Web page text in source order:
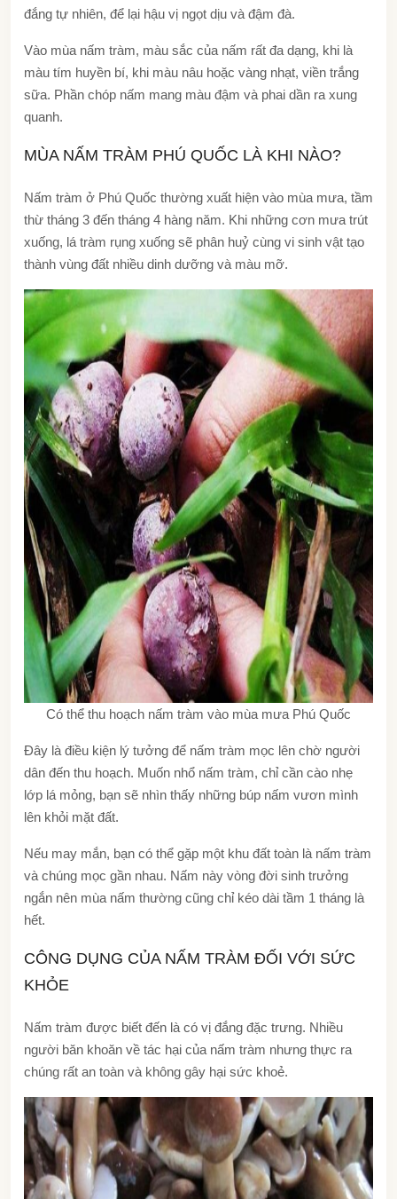
đắng tự nhiên, để lại hậu vị ngọt dịu và đậm đà.
Vào mùa nấm tràm, màu sắc của nấm rất đa dạng, khi là
màu tím huyền bí, khi màu nâu hoặc vàng nhạt, viền trắng
sữa. Phần chóp nấm mang màu đậm và phai dần ra xung
quanh.
MÙA NẤM TRÀM PHÚ QUỐC LÀ KHI NÀO?
Nấm tràm ở Phú Quốc thường xuất hiện vào mùa mưa, tầm
thừ tháng 3 đến tháng 4 hàng năm. Khi những cơn mưa trút
xuống, lá tràm rụng xuống sẽ phân huỷ cùng vi sinh vật tạo
thành vùng đất nhiều dinh dưỡng và màu mỡ.
Có thể thu hoạch nấm tràm vào mùa mưa Phú Quốc
Đây là điều kiện lý tưởng để nấm tràm mọc lên chờ người
dân đến thu hoạch. Muốn nhổ nấm tràm, chỉ cần cào nhẹ
lớp lá mỏng, bạn sẽ nhìn thấy những búp nấm vươn mình
lên khỏi mặt đất.
Nếu may mắn, bạn có thể gặp một khu đất toàn là nấm tràm
và chúng mọc gần nhau. Nấm này vòng đời sinh trưởng
ngắn nên mùa nấm thường cũng chỉ kéo dài tầm 1 tháng là
hết.
CÔNG DỤNG CỦA NẤM TRÀM ĐỐI VỚI SỨC
KHỎE
Nấm tràm được biết đến là có vị đắng đặc trưng. Nhiều
người băn khoăn về tác hại của nấm tràm nhưng thực ra
chúng rất an toàn và không gây hại sức khoẻ.